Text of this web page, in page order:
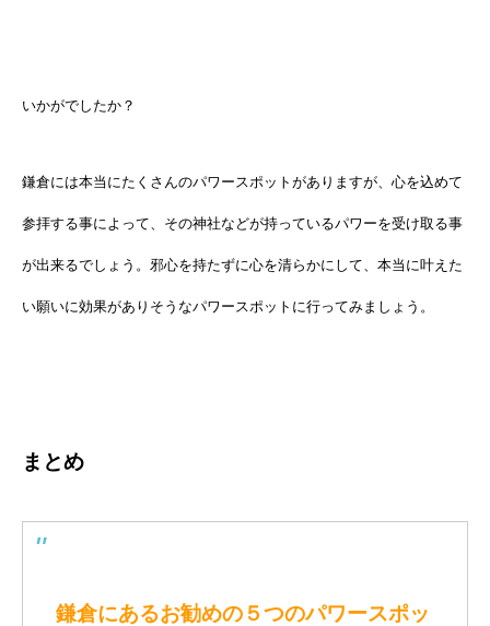
いかがでしたか？
鎌倉には本当にたくさんのパワースポットがありますが、心を込めて
参拝する事によって、その神社などが持っているパワーを受け取る事
が出来るでしょう。邪心を持たずに心を清らかにして、本当に叶えた
い願いに効果がありそうなパワースポットに行ってみましょう。
まとめ
鎌倉にあるお勧めの５つのパワースポッ